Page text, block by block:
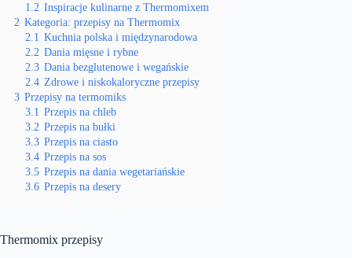
1.2 Inspiracje kulinarne z Thermomixem
2 Kategoria: przepisy na Thermomix
2.1 Kuchnia polska i międzynarodowa
2.2 Dania mięsne i rybne
2.3 Dania bezglutenowe i wegańskie
2.4 Zdrowe i niskokaloryczne przepisy
3 Przepisy na termomiks
3.1 Przepis na chleb
3.2 Przepis na bułki
3.3 Przepis na ciasto
3.4 Przepis na sos
3.5 Przepis na dania wegetariańskie
3.6 Przepis na desery
Thermomix przepisy